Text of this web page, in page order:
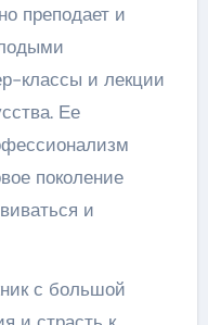
преподает и
классы и лекции
Ее
поколение
и
с большой